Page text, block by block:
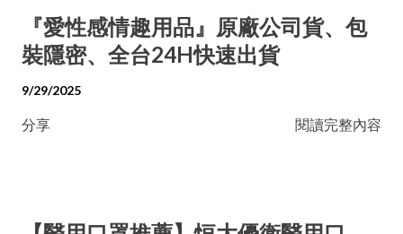
『愛性感情趣用品』原廠公司貨、包
裝隱密、全台24H快速出貨
9/29/2025
分享 閱讀完整內容